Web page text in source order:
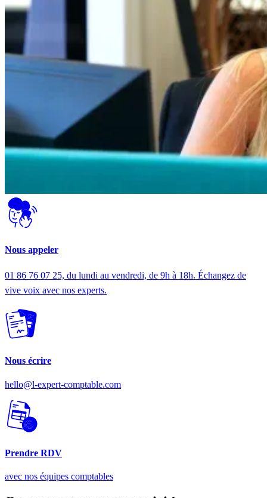
Nous appeler
01 86 76 07 25, du lundi au vendredi, de 9h à 18h. Échangez de
vive voix avec nos experts.
Nous écrire
hello@l-expert-comptable.com
Prendre RDV
avec nos équipes comptables